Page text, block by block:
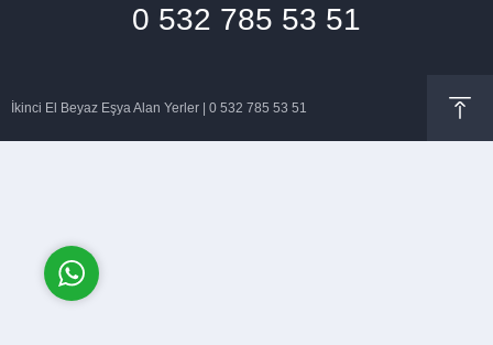
0 532 785 53 51
İkinci El Beyaz Eşya Alan Yerler | 0 532 785 53 51